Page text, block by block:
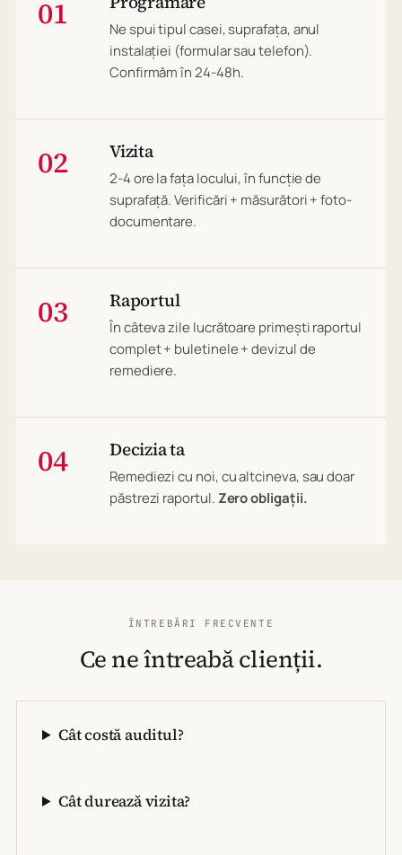
01
Ne spui tipul casei, suprafața, anul
instalației (formular sau telefon).
Confirmăm în 24-48h.
02 Vizita
2-4 ore la fața locului, în funcție de
suprafață. Verificări + măsurători + foto-
documentare.
03 Raportul
În câteva zile lucrătoare primești raportul
complet + buletinele + devizul de
remediere.
04 Decizia ta
Remediezi cu noi, cu altcineva, sau doar
păstrezi raportul. Zero obligații.
ÎNTREBĂRI FRECVENTE
Ce ne întreabă clienții.
Cât costă auditul?
Cât durează vizita?